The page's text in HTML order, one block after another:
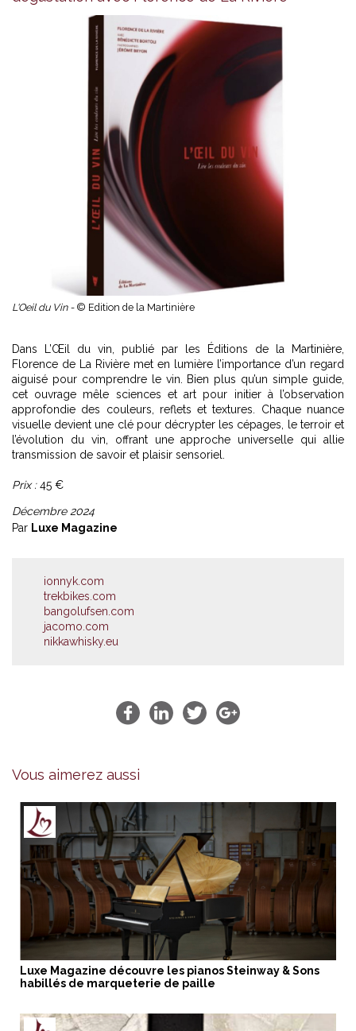
L'Oeil du Vin - © Edition de la Martinière
Dans L’Œil du vin, publié par les Éditions de la Martinière,
Florence de La Rivière met en lumière l’importance d’un regard
aiguisé pour comprendre le vin. Bien plus qu’un simple guide,
cet ouvrage mêle sciences et art pour initier à l’observation
approfondie des couleurs, reflets et textures. Chaque nuance
visuelle devient une clé pour décrypter les cépages, le terroir et
l’évolution du vin, offrant une approche universelle qui allie
transmission de savoir et plaisir sensoriel.
Prix :45 €
Décembre 2024
Par Luxe Magazine
ionnyk.com
trekbikes.com
bangolufsen.com
jacomo.com
nikkawhisky.eu
Vous aimerez aussi
Luxe Magazine découvre les pianos Steinway & Sons
habillés de marqueterie de paille